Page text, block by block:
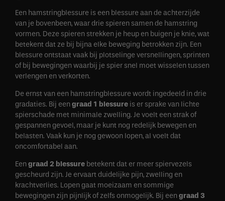
Een hamstringblessure is een blessure aan de achterzijde
van je bovenbeen, waar drie spieren samen de hamstring
vormen. Deze spieren strekken je heup en buigen je knie, wat
betekent dat ze bij bijna elke beweging betrokken zijn. Een
blessure ontstaat vaak bij plotselinge versnellingen, sprinten
of bij bewegingen waarbij je spier snel moet wisselen tussen
verlengen en verkorten.
De ernst van een hamstringblessure wordt ingedeeld in drie
gradaties. Bij eengraad 1 blessure is er sprake van lichte
spierschade met minimale zwelling. Je voelt een strak of
gespannen gevoel, maar je kunt nog redelijk bewegen en
belasten. Vaak kun je nog gewoon lopen, al voelt dat
oncomfortabel aan.
Eengraad 2 blessure betekent dat er meer spiervezels
gescheurd zijn. Je ervaart duidelijke pijn, zwelling en
krachtverlies. Lopen gaat moeizaam en sommige
bewegingen zijn pijnlijk of zelfs onmogelijk. Bij eengraad 3